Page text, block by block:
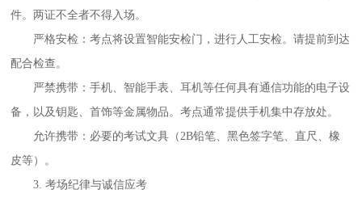
件。两证不全者不得入场。
严格安检：考点将设置智能安检门，进行人工安检。请提前到达
配合检查。
严禁携带：手机、智能手表、耳机等任何具有通信功能的电子设
备，以及钥匙、首饰等金属物品。考点通常提供手机集中存放处。
允许携带：必要的考试文具（2B铅笔、黑色签字笔、直尺、橡
皮等）。
3. 考场纪律与诚信应考